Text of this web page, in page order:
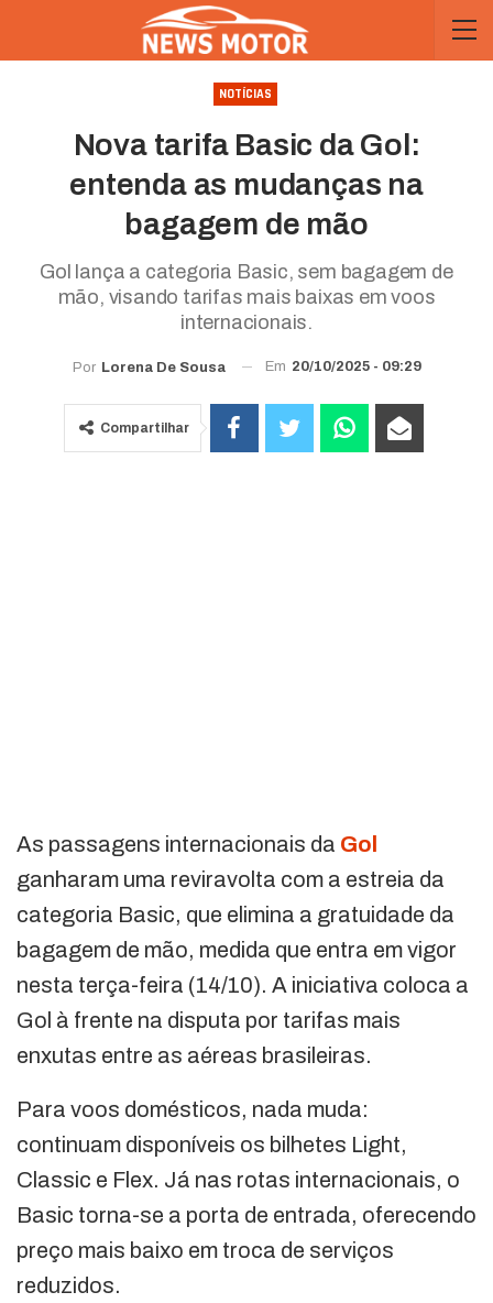
NOTÍCIAS
Nova tarifa Basic da Gol:
entenda as mudanças na
bagagem de mão
Gol lança a categoria Basic, sem bagagem de
mão, visando tarifas mais baixas em voos
internacionais.
Por Lorena De Sousa Em 20/10/2025 - 09:29
Compartilhar
As passagens internacionais da Gol
ganharam uma reviravolta com a estreia da
categoria Basic, que elimina a gratuidade da
bagagem de mão, medida que entra em vigor
nesta terça-feira (14/10). A iniciativa coloca a
Gol à frente na disputa por tarifas mais
enxutas entre as aéreas brasileiras.
Para voos domésticos, nada muda:
continuam disponíveis os bilhetes Light,
Classic e Flex. Já nas rotas internacionais, o
Basic torna-se a porta de entrada, oferecendo
preço mais baixo em troca de serviços
reduzidos.